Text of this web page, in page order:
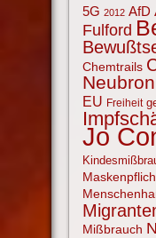
5G 2012 AfD
Fulford
Chemtrails
EU Freiheit
Jo
Mißbrauch